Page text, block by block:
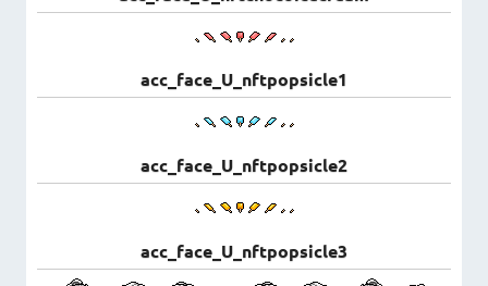
acc_face_U_nftpopsicle1
acc_face_U_nftpopsicle2
acc_face_U_nftpopsicle3